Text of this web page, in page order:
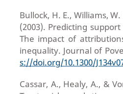
Bullock, H. E., Williams,
(2003). Predicting
The impact of
inequality. Journal of
s://doi.org/10.1300/
Cassar, A., Healy, A., &